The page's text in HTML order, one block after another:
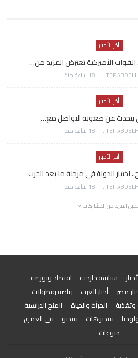
أخر الأخبار
القوات الأميركية تعترض المزيد من…
AWATEF ABDELHAMED 18 ساعة منذ
أخر الأخبار
يتحدث عن صعوبة التواصل مع…
AWATEF ABDELHAMED 18 ساعة منذ
أخر الأخبار
اختبار الدولة في مرحلة ما بعد الحرب
AWATEF ABDELHAMED 18 ساعة منذ
المزيد من المشاركات
سياسة خارجية
اقتصاد وبورصة
مصر أخبار العرب
رياضة وبطولات
المرأة والحياة
المنح الدراسية
فيديوهات فيديو
في العمق
منوعات